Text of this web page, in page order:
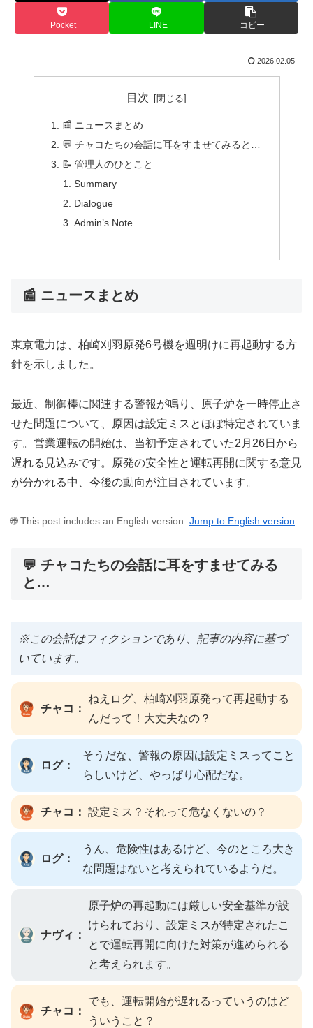
Pocket LINE コピー
2026.02.05
目次
📰 ニュースまとめ
💬 チャコたちの会話に耳をすませてみると…
📝 管理人のひとこと
Summary
Dialogue
Admin’s Note
📰 ニュースまとめ
東京電力は、柏崎刈羽原発6号機を週明けに再起動する方
針を示しました。
最近、制御棒に関連する警報が鳴り、原子炉を一時停止さ
せた問題について、原因は設定ミスとほぼ特定されていま
す。営業運転の開始は、当初予定されていた2月26日から
遅れる見込みです。原発の安全性と運転再開に関する意見
が分かれる中、今後の動向が注目されています。
🌐 This post includes an English version. Jump to English version
💬 チャコたちの会話に耳をすませてみる
と…
※この会話はフィクションであり、記事の内容に基づ
いています。
チャコ：
ねえログ、柏崎刈羽原発って再起動する
んだって！大丈夫なの？
ログ：
そうだな、警報の原因は設定ミスってこと
らしいけど、やっぱり心配だな。
チャコ： 設定ミス？それって危なくないの？
ログ：
うん、危険性はあるけど、今のところ大き
な問題はないと考えられているようだ。
ナヴィ：
原子炉の再起動には厳しい安全基準が設
けられており、設定ミスが特定されたこ
とで運転再開に向けた対策が進められる
と考えられます。
チャコ：
でも、運転開始が遅れるっていうのはど
ういうこと？